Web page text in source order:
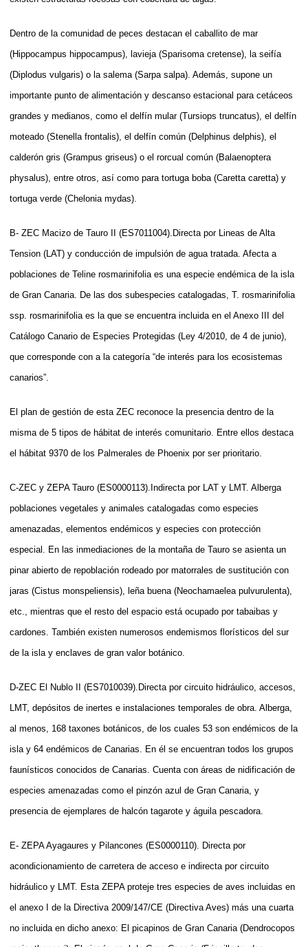
Dentro de la comunidad de peces destacan el caballito de mar
(Hippocampus hippocampus), lavieja (Sparisoma cretense), la seifía
(Diplodus vulgaris) o la salema (Sarpa salpa). Además, supone un
importante punto de alimentación y descanso estacional para cetáceos
grandes y medianos, como el delfín mular (Tursiops truncatus), el delfín
moteado (Stenella frontalis), el delfín común (Delphinus delphis), el
calderón gris (Grampus griseus) o el rorcual común (Balaenoptera
physalus), entre otros, así como para tortuga boba (Caretta caretta) y
tortuga verde (Chelonia mydas).
B- ZEC Macizo de Tauro II (ES7011004).Directa por Lineas de Alta
Tension (LAT) y conducción de impulsión de agua tratada. Afecta a
poblaciones de Teline rosmarinifolia es una especie endémica de la isla
de Gran Canaria. De las dos subespecies catalogadas, T. rosmarinifolia
ssp. rosmarinifolia es la que se encuentra incluida en el Anexo III del
Catálogo Canario de Especies Protegidas (Ley 4/2010, de 4 de junio),
que corresponde con a la categoría “de interés para los ecosistemas
canarios”.
El plan de gestión de esta ZEC reconoce la presencia dentro de la
misma de 5 tipos de hábitat de interés comunitario. Entre ellos destaca
el hábitat 9370 de los Palmerales de Phoenix por ser prioritario.
C-ZEC y ZEPA Tauro (ES0000113).Indirecta por LAT y LMT. Alberga
poblaciones vegetales y animales catalogadas como especies
amenazadas, elementos endémicos y especies con protección
especial. En las inmediaciones de la montaña de Tauro se asienta un
pinar abierto de repoblación rodeado por matorrales de sustitución con
jaras (Cistus monspeliensis), leña buena (Neochamaelea pulvurulenta),
etc., mientras que el resto del espacio está ocupado por tabaibas y
cardones. También existen numerosos endemismos florísticos del sur
de la isla y enclaves de gran valor botánico.
D-ZEC El Nublo II (ES7010039).Directa por circuito hidráulico, accesos,
LMT, depósitos de inertes e instalaciones temporales de obra. Alberga,
al menos, 168 taxones botánicos, de los cuales 53 son endémicos de la
isla y 64 endémicos de Canarias. En él se encuentran todos los grupos
faunísticos conocidos de Canarias. Cuenta con áreas de nidificación de
especies amenazadas como el pinzón azul de Gran Canaria, y
presencia de ejemplares de halcón tagarote y águila pescadora.
E- ZEPA Ayagaures y Pilancones (ES0000110). Directa por
acondicionamiento de carretera de acceso e indirecta por circuito
hidráulico y LMT. Esta ZEPA proteje tres especies de aves incluidas en
el anexo I de la Directiva 2009/147/CE (Directiva Aves) más una cuarta
no incluida en dicho anexo: El picapinos de Gran Canaria (Dendrocopos